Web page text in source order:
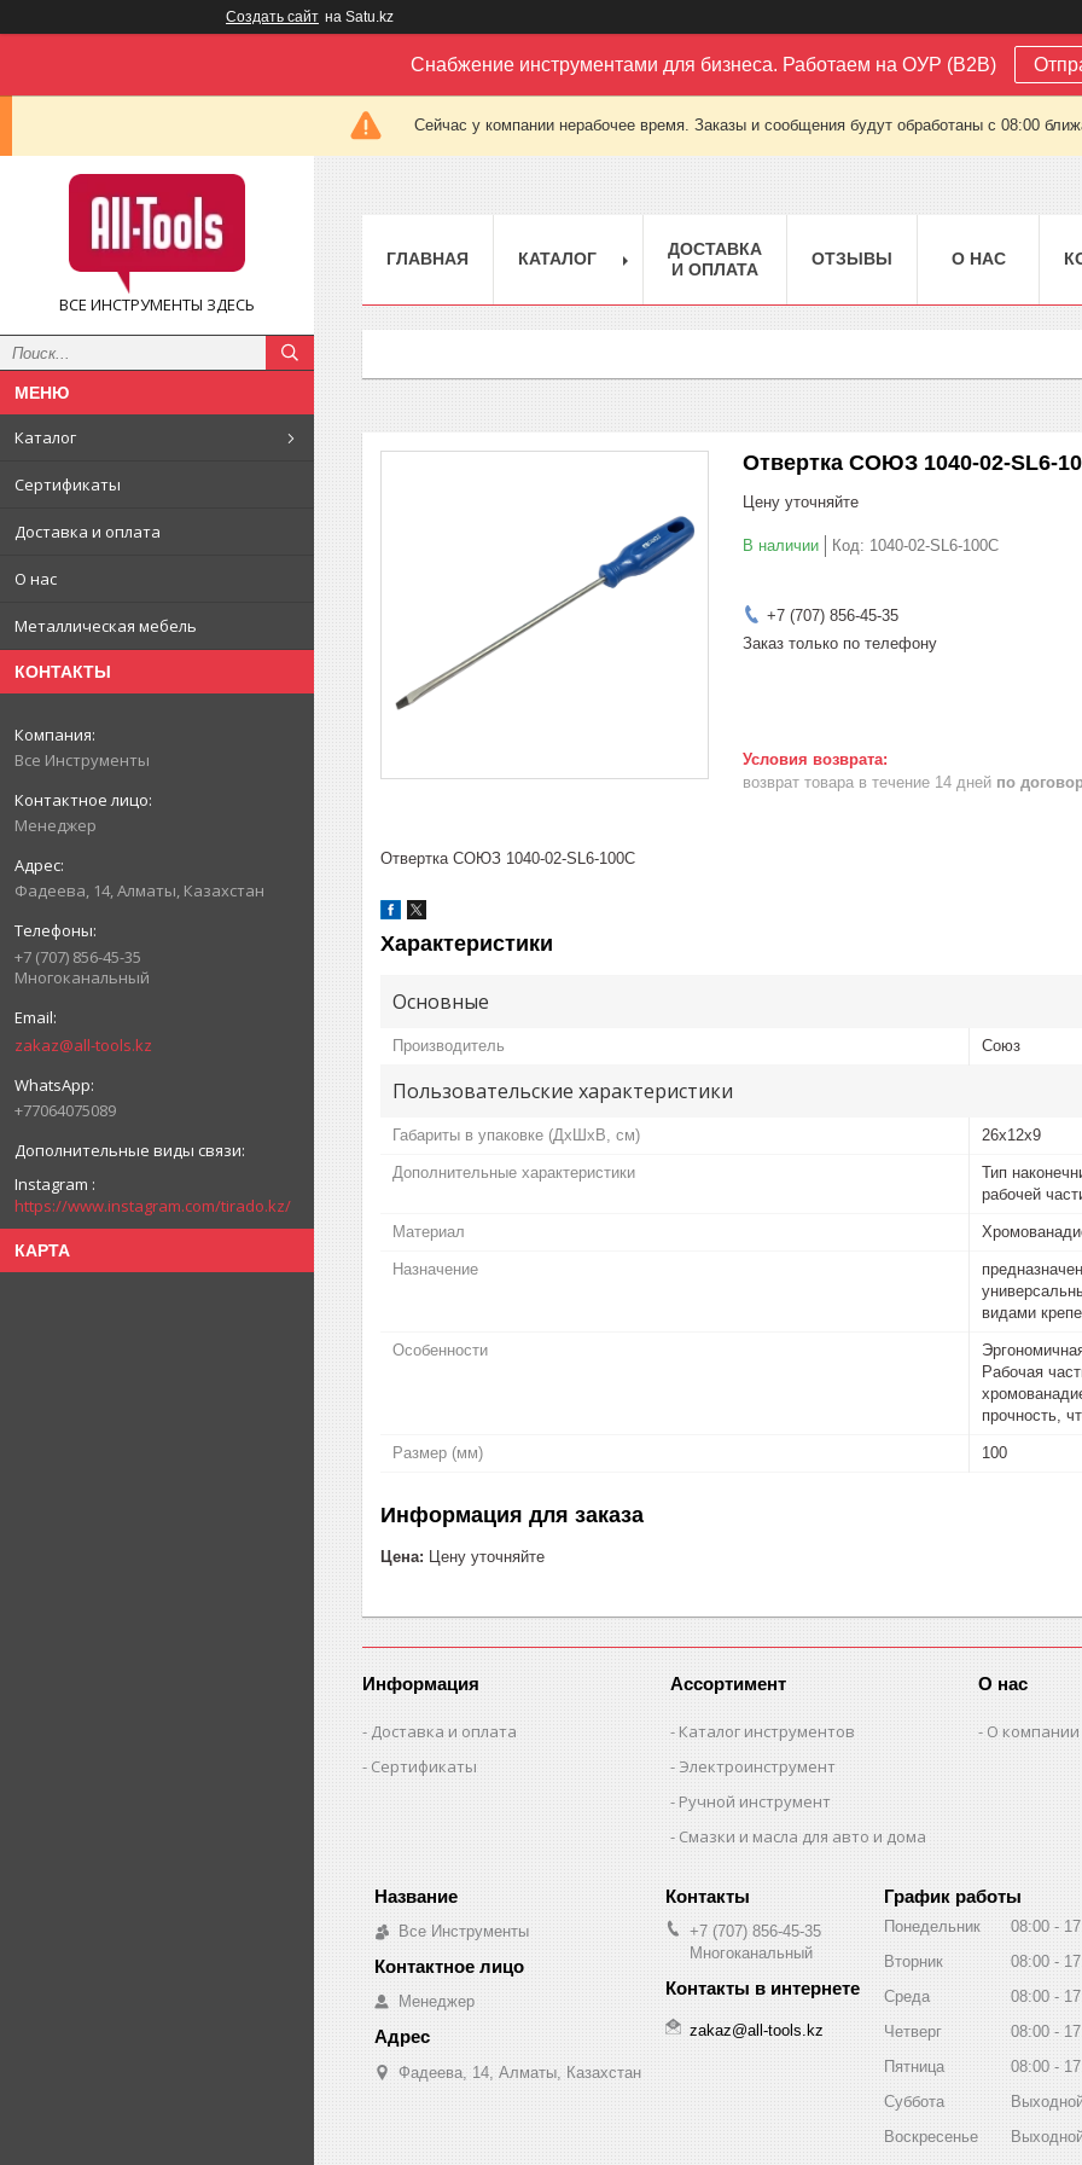
Создать сайт на Satu.kz
Снабжение инструментами для бизнеса. Работаем на ОУР (B2B)
Сейчас у компании нерабочее время. Заказы и сообщения будут обработаны с 08:00
ВСЕ ИНСТРУМЕНТЫ ЗДЕСЬ
Каталог
Сертификаты
Доставка и оплата
О нас
Металлическая мебель
КОНТАКТЫ
Все Инструменты
Менеджер
Фадеева, 14, Алматы, Казахстан
+7 (707) 856-45-35
Многоканальный
zakaz@all-tools.kz
+77064075089
Instagram
https://www.instagram.com/tirado.kz/
КАРТА
ГЛАВНАЯ КАТАЛОГ
ДОСТАВКА
И ОПЛАТА
ОТЗЫВЫ О НАС
Отвертка СОЮЗ 1040-02-SL6-
Цену уточняйте
В наличии Код: 1040-02-SL6-100C
+7 (707) 856-45-35
Заказ только по телефону
возврат товара в течение 14 дней по
Отвертка СОЮЗ 1040-02-SL6-100C
Характеристики
Основные
Производитель Союз
Пользовательские характеристики
Габариты в упаковке (ДхШхВ, см) 26x12x9
Дополнительные характеристики
Тип
рабочей
Материал
Назначение
видами
Особенности
Рабочая
прочность,
Размер (мм) 100
Информация для заказа
Цена: Цену уточняйте
Информация
Доставка и оплата
Сертификаты
Ассортимент
Каталог инструментов
Электроинструмент
Ручной инструмент
Смазки и масла для авто и дома
О нас
О компании
Все Инструменты
Менеджер
Фадеева, 14, Алматы, Казахстан
+7 (707) 856-45-35
Многоканальный
zakaz@all-tools.kz
График работы
Понедельник 08:00
Вторник
08:00
Среда
08:00
Четверг
08:00
Пятница
08:00
Суббота
Воскресенье